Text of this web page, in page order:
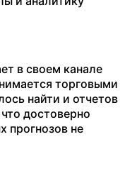
в своем канале
торговыми
найти и отчетов
достоверно
прогнозов не